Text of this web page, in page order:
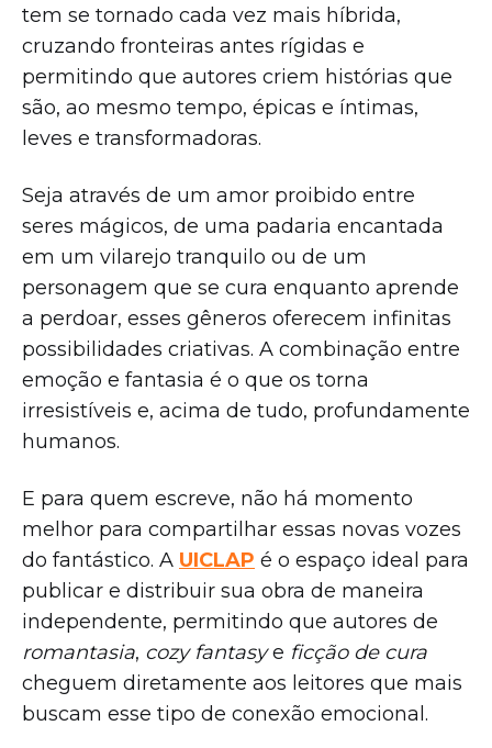
tem se tornado cada vez mais híbrida,
cruzando fronteiras antes rígidas e
permitindo que autores criem histórias que
são, ao mesmo tempo, épicas e íntimas,
leves e transformadoras.
Seja através de um amor proibido entre
seres mágicos, de uma padaria encantada
em um vilarejo tranquilo ou de um
personagem que se cura enquanto aprende
a perdoar, esses gêneros oferecem infinitas
possibilidades criativas. A combinação entre
emoção e fantasia é o que os torna
irresistíveis e, acima de tudo, profundamente
humanos.
E para quem escreve, não há momento
melhor para compartilhar essas novas vozes
do fantástico. A UICLAP é o espaço ideal para
publicar e distribuir sua obra de maneira
independente, permitindo que autores de
romantasia, cozy fantasye ficção de cura
cheguem diretamente aos leitores que mais
buscam esse tipo de conexão emocional.